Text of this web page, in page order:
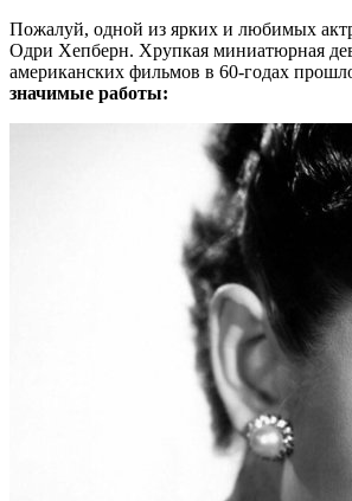
Пожалуй, одной из ярких и любимых
Одри Хепберн. Хрупкая миниатюрная
американских фильмов в 60-годах
значимые работы: